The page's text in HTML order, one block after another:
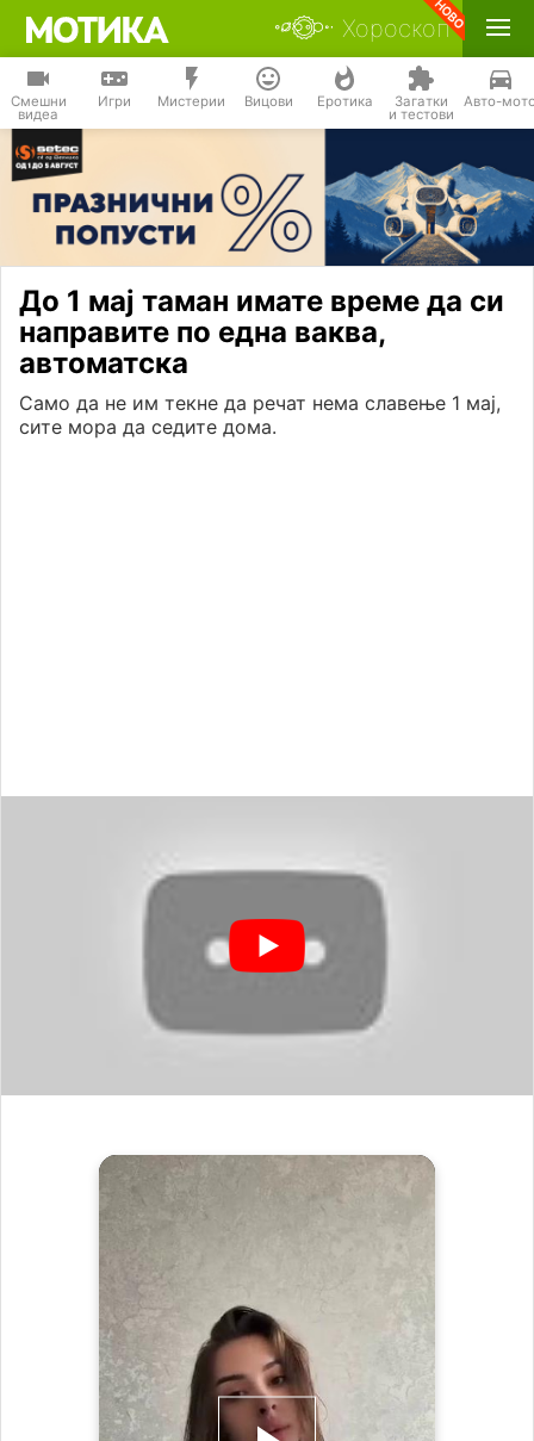
Хороскоп
Смешни
видеа
Игри Мистерии Вицови Еротика Загатки
и тестови
Авто-
До 1 мај таман имате време да си
направите по една ваква,
автоматска
Само да не им текне да речат нема славење 1 мај,
сите мора да седите дома.